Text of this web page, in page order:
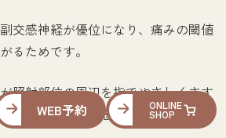
交感神経が優位になり、痛みの閾値
るためです。
照射部位の周辺を指でやさしくさす
わり、痛みの体感がやわらぐケース
WEB予約 ONLINE
SHOP